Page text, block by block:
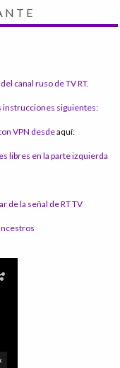
canal ruso de TV RT.
instrucciones siguientes:
VPN desdeaquí:
libres en la parte izquierda
de la señal de RT TV